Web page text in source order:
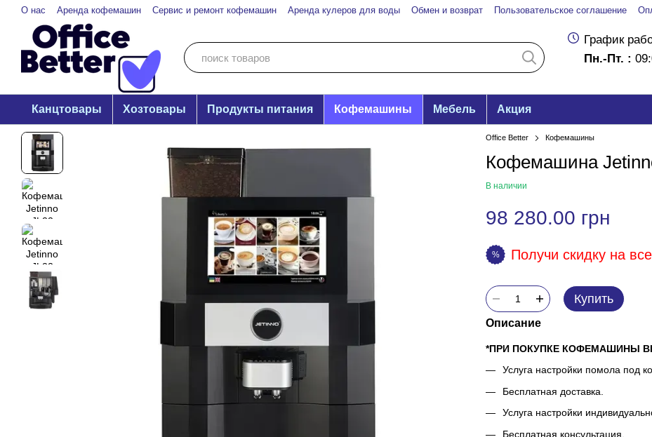
Перейти к основному контенту
О нас Аренда кофемашин Сервис и ремонт кофемашин Аренда кулеров для воды Обмен и возврат Пользовательское соглашение
График
Пн.-Пт. :
Канцтовары Хозтовары Продукты питания Кофемашины Мебель Акция
Office Better Кофемашины
Кофемашина
В наличии
98 280.00 грн
% Получи скидку на
Купить
Описание
*ПРИ ПОКУПКЕ КОФЕМАШИНЫ
Услуга настройки помола под
Бесплатная доставка.
Услуга настройки
Бесплатная консультация.